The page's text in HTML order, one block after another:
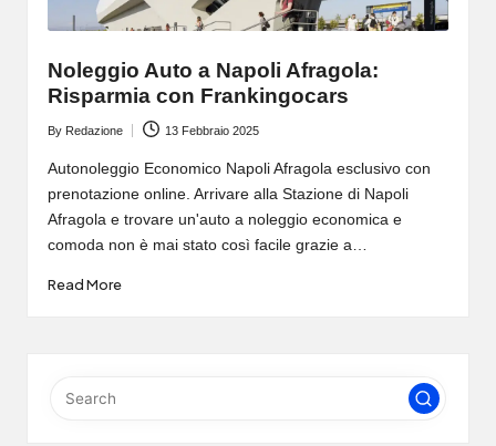
Noleggio Auto a Napoli Afragola:
Risparmia con Frankingocars
Posted
by
By Redazione 13 Febbraio 2025
Autonoleggio Economico Napoli Afragola esclusivo con
prenotazione online. Arrivare alla Stazione di Napoli
Afragola e trovare un'auto a noleggio economica e
comoda non è mai stato così facile grazie a…
Read More